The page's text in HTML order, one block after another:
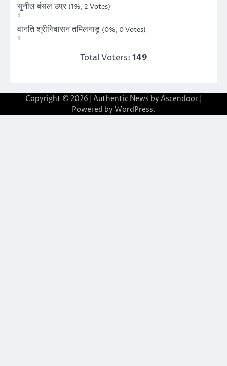
सुनील बंसल उप्र (1%, 2 Votes)
वानति श्रीनिवासन तमिलनाडु (0%, 0 Votes)
Total Voters: 149
Copyright © 2026 | Authentic News by Ascendoor
Powered by WordPress.